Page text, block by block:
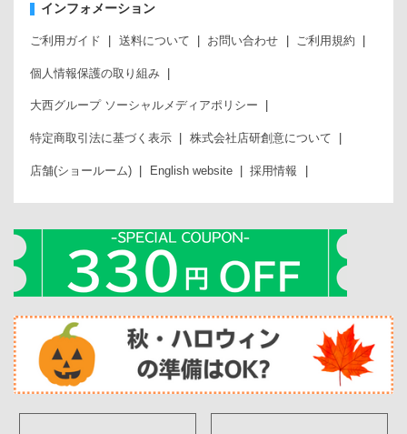
インフォメーション
ご利用ガイド 送料について お問い合わせ ご利用規約
個人情報保護の取り組み
大西グループ ソーシャルメディアポリシー
特定商取引法に基づく表示 株式会社店研創意について
店舗(ショールーム) English website 採用情報